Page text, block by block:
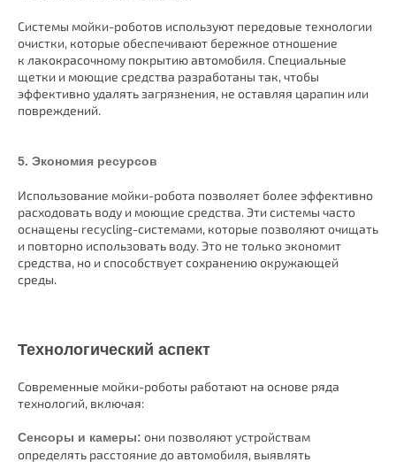
Системы мойки-роботов используют передовые технологии
очистки, которые обеспечивают бережное отношение
к лакокрасочному покрытию автомобиля. Специальные
щетки и моющие средства разработаны так, чтобы
эффективно удалять загрязнения, не оставляя царапин или
повреждений.
5. Экономия ресурсов
Использование мойки-робота позволяет более эффективно
расходовать воду и моющие средства. Эти системы часто
оснащены recycling-системами, которые позволяют очищать
и повторно использовать воду. Это не только экономит
средства, но и способствует сохранению окружающей
среды.
Технологический аспект
Современные мойки-роботы работают на основе ряда
технологий, включая:
Сенсоры и камеры: они позволяют устройствам
определять расстояние до автомобиля, выявлять